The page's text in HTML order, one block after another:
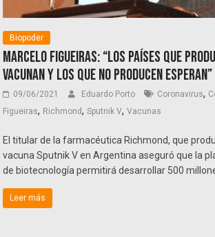
Biopoder
Marcelo Figueiras: “Los países que
vacunan y los que no producen esperan”
09/06/2021 Eduardo Porto Coronavirus,
Figueiras, Richmond,Sputnik V,Vacunas
El titular de la farmacéutica Richmond, que
vacuna Sputnik V en Argentina aseguró que la
de biotecnología permitirá desarrollar 500
Leer más